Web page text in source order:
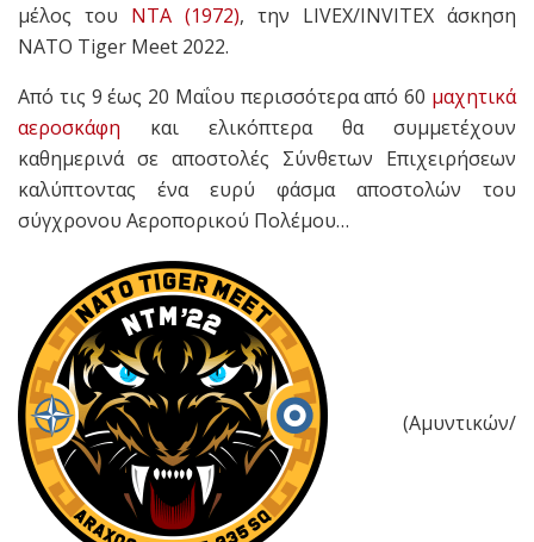
μέλος του ΝΤΑ (1972), την LIVEX/INVITEX άσκηση
NATO Tiger Meet 2022.
Από τις 9 έως 20 Μαΐου περισσότερα από 60 μαχητικά
αεροσκάφη και ελικόπτερα θα συμμετέχουν
καθημερινά σε αποστολές Σύνθετων Επιχειρήσεων
καλύπτοντας ένα ευρύ φάσμα αποστολών του
σύγχρονου Αεροπορικού Πολέμου…
(Αμυντικών/